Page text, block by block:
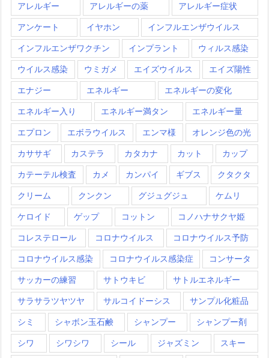
アレルギー アレルギーの薬 アレルギー症状
アンケート イヤホン インフルエンザウイルス
インフルエンザワクチン インプラント ウィルス感染
ウイルス感染 ウミガメ エイズウイルス エイズ陽性
エナジー エネルギー エネルギーの変化
エネルギー入り エネルギー満タン エネルギー量
エプロン エボラウイルス エンマ様 オレンジ色の光
カササギ カステラ カタカナ カット カップ
カテーテル検査 カメ カンパイ ギブス クタクタ
クリーム クンクン グジュグジュ ケムリ
ケロイド ゲップ コットン コノハナサクヤ姫
コレステロール コロナウイルス コロナウイルス予防
コロナウイルス感染 コロナウイルス感染症 コンサータ
サッカーの練習 サトウキビ サトルエネルギー
サラサラツヤツヤ サルコイドーシス サンプル化粧品
シミ シャボン玉石鹸 シャンプー シャンプー剤
シワ シワシワ シール ジャズミン スキー